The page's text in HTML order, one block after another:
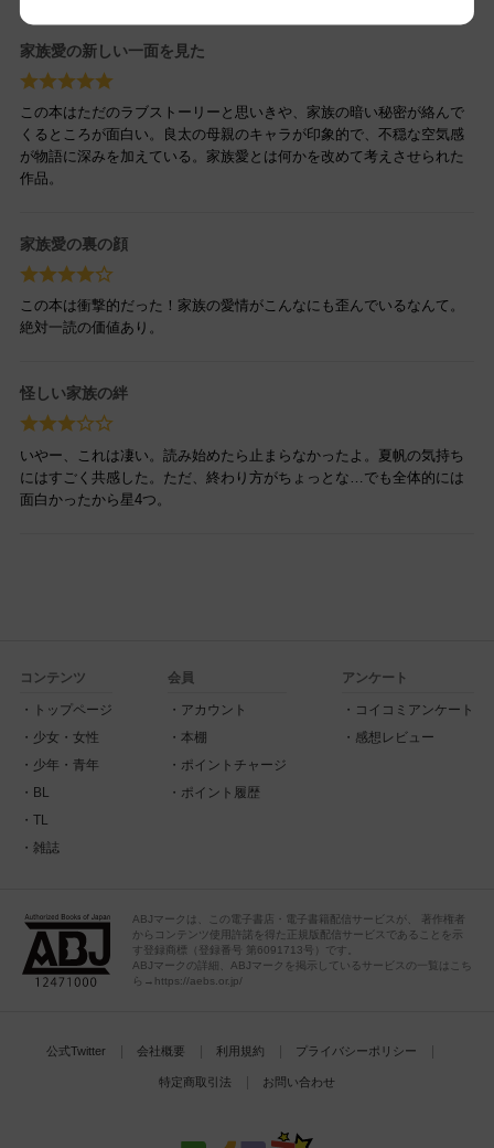
家族愛の新しい一面を見た
この本はただのラブストーリーと思いきや、家族の暗い秘密が絡んで
くるところが面白い。良太の母親のキャラが印象的で、不穏な空気感
が物語に深みを加えている。家族愛とは何かを改めて考えさせられた
作品。
家族愛の裏の顔
この本は衝撃的だった！家族の愛情がこんなにも歪んでいるなんて。
絶対一読の価値あり。
怪しい家族の絆
いやー、これは凄い。読み始めたら止まらなかったよ。夏帆の気持ち
にはすごく共感した。ただ、終わり方がちょっとな…でも全体的には
面白かったから星4つ。
コンテンツ
トップページ
少女・女性
少年・青年
BL
TL
雑誌
会員
アカウント
本棚
ポイントチャージ
ポイント履歴
アンケート
コイコミアンケート
感想レビュー
ABJマークは、この電子書店・電子書籍配信サービスが、 著作権者
からコンテンツ使用許諾を得た正規版配信サービスであることを示
す登録商標（登録番号 第6091713号）です。
ABJマークの詳細、ABJマークを掲示しているサービスの一覧はこち
ら→https://aebs.or.jp/
公式Twitter 会社概要 利用規約 プライバシーポリシー
特定商取引法 お問い合わせ